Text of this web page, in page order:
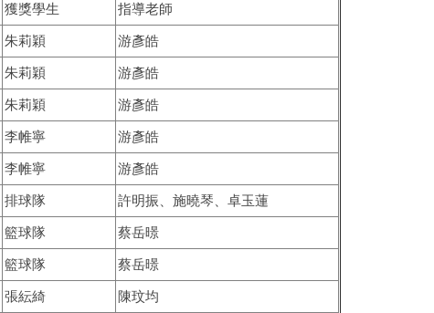
獲獎學生 指導老師
朱莉穎 游彥皓
朱莉穎 游彥皓
朱莉穎 游彥皓
李帷寧 游彥皓
李帷寧 游彥皓
排球隊 許明振、施曉琴、卓玉蓮
籃球隊 蔡岳暻
籃球隊 蔡岳暻
張紜綺 陳玟均